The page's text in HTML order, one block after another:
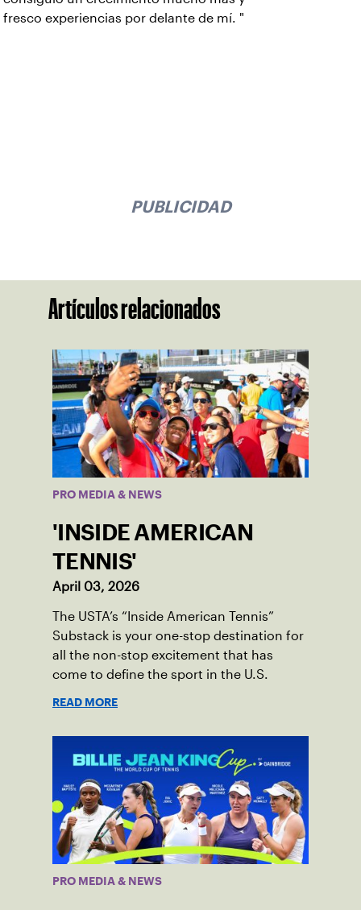
fresco experiencias por delante de mí. "
PUBLICIDAD
Artículos relacionados
PRO MEDIA & NEWS
'INSIDE AMERICAN
TENNIS'
April 03, 2026
The USTA’s “Inside American Tennis”
Substack is your one-stop destination for
all the non-stop excitement that has
come to define the sport in the U.S.
READ MORE
PRO MEDIA & NEWS